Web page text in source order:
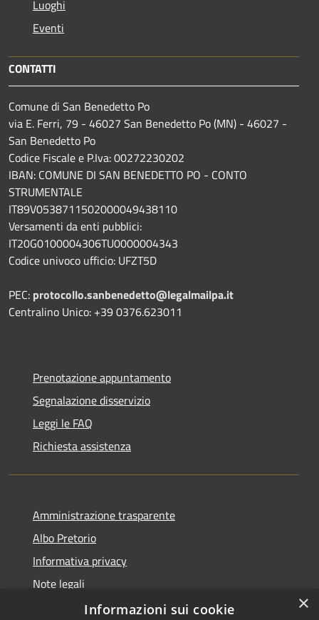
Luoghi
Eventi
CONTATTI
Comune di San Benedetto Po
via E. Ferri, 79 - 46027 San Benedetto Po (MN) - 46027 -
San Benedetto Po
Codice Fiscale e P.Iva: 00272230202
IBAN: COMUNE DI SAN BENEDETTO PO - CONTO
STRUMENTALE
IT89V0538711502000049438110
Versamenti da enti pubblici:
IT20G0100004306TU0000004343
Codice univoco ufficio: UFZT5D
PEC: protocollo.sanbenedetto@legalmailpa.it
Centralino Unico: +39 0376.623011
Prenotazione appuntamento
Segnalazione disservizio
Leggi le FAQ
Richiesta assistenza
Amministrazione trasparente
Albo Pretorio
Informativa privacy
Note legali
Dichiarazione di accessibilità
×
Informazioni sui cookie